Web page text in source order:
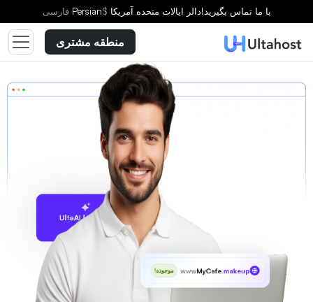
با ما تماس بگیرید!دالر ایالات متحده آمریکا $
Persian فارسى
منطقه مشتری
پیشنهاد با UltaAI
wwwMyCafe.makeup موجوده!